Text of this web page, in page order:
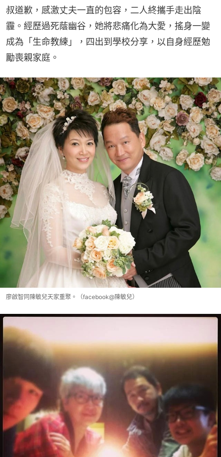
叔道歉，感激丈夫一直的包容，二人終攜手走出陰
霾。經歷過死蔭幽谷，她將悲痛化為大愛，搖身一變
成為「生命教練」，四出到學校分享，以自身經歷勉
勵喪親家庭。
廖啟智同陳敏兒天家重聚。（facebook@陳敏兒）